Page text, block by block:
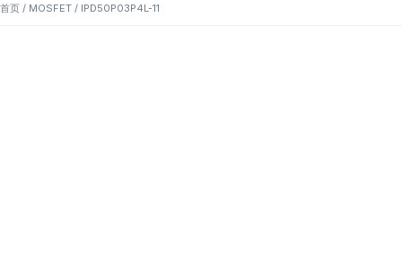
首页 / MOSFET / IPD50P03P4L-11